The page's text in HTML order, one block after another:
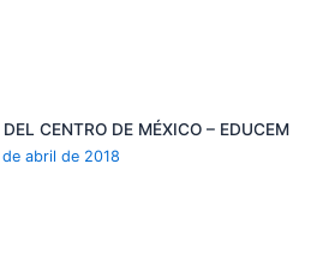
CENTRO DE MÉXICO – EDUCEM
de abril de 2018